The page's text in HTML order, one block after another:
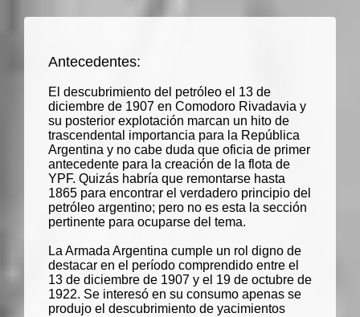
Antecedentes:
El descubrimiento del petróleo el 13 de
diciembre de 1907 en Comodoro Rivadavia y
su posterior explotación marcan un hito de
trascendental importancia para la República
Argentina y no cabe duda que oficia de primer
antecedente para la creación de la flota de
YPF. Quizás habría que remontarse hasta
1865 para encontrar el verdadero principio del
petróleo argentino; pero no es esta la sección
pertinente para ocuparse del tema.
La Armada Argentina cumple un rol digno de
destacar en el período comprendido entre el
13 de diciembre de 1907 y el 19 de octubre de
1922. Se interesó en su consumo apenas se
produjo el descubrimiento de yacimientos